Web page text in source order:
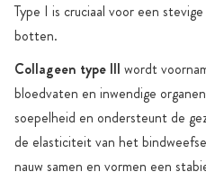
Type I is cruciaal voor een
botten.
Collageen type III wordt
bloedvaten en inwendige
soepelheid en ondersteunt de
de elasticiteit van het
nauw samen en vormen een